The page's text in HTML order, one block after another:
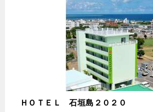
ＨＯＴＥＬ 石垣島２０２０